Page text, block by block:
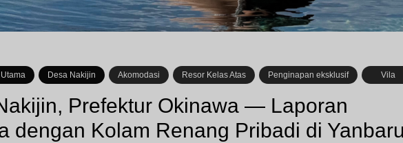
Desa Nakijin Akomodasi Resor Kelas Atas Penginapan eksklusif Vila
Prefektur Okinawa — Laporan
dengan Kolam Renang Pribadi di